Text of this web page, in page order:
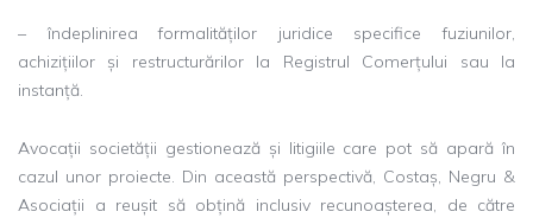
– îndeplinirea formalităților juridice specifice fuziunilor,
achizițiilor și restructurărilor la Registrul Comerțului sau la
instanță.
Avocații societății gestionează și litigiile care pot să apară în
cazul unor proiecte. Din această perspectivă, Costaș, Negru &
Asociații a reușit să obțină inclusiv recunoașterea, de către